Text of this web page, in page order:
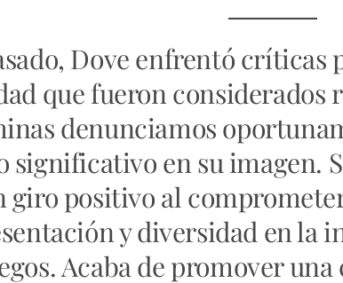
Dove enfrentó críticas
que fueron considerados
denunciamos
significativo en su imagen.
giro positivo al
y diversidad en la
Acaba de promover